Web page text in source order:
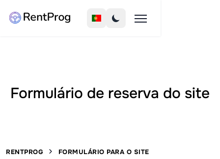
Formulário de reserva do site
RENTPROG FORMULÁRIO PARA O SITE